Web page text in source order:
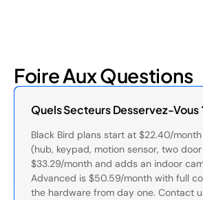
Foire Aux Questions
Quels Secteurs Desservez-Vous
Black Bird plans start at $22.40/
(hub, keypad, motion sensor, two
$33.29/month and adds an indoor
Advanced is $50.59/month with full
the hardware from day one. Contact